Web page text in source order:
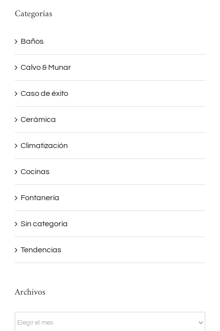
Categorías
Baños
Calvo & Munar
Caso de éxito
Cerámica
Climatización
Cocinas
Fontanería
Sin categoría
Tendencias
Archivos
Archivos